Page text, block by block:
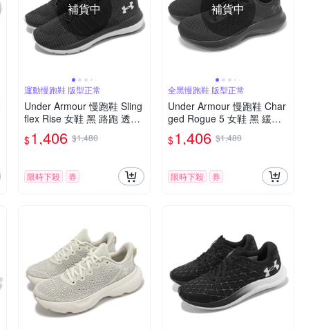
補貨中
運動慢跑鞋 版型正常
Under Armour 慢跑鞋 Sling
flex Rise 女鞋 黑 路跑 透氣
針織 緩震 運動鞋 UA 30000
96001
$1,406 $1,480
限時下殺 券
補貨中
全黑慢跑鞋 版型正常
Under Armour 慢跑鞋 Char
ged Rogue 5 女鞋 黑 緩衝
透氣 全黑 運動鞋 UA 30282
62002
$1,406 $1,480
限時下殺 券